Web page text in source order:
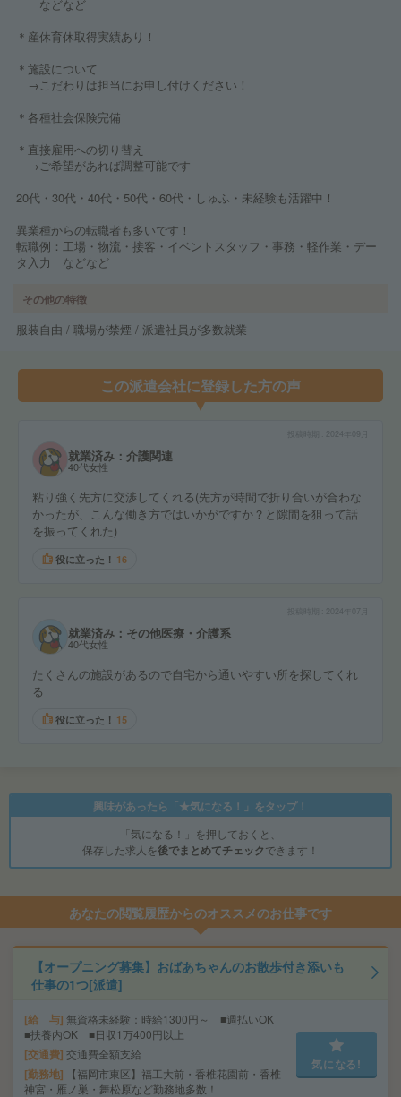
などなど
＊産休育休取得実績あり！
＊施設について
→こだわりは担当にお申し付けください！
＊各種社会保険完備
＊直接雇用への切り替え
→ご希望があれば調整可能です
20代・30代・40代・50代・60代・しゅふ・未経験も活躍中！
異業種からの転職者も多いです！
転職例：工場・物流・接客・イベントスタッフ・事務・軽作業・デー
タ入力 などなど
その他の特徴
服装自由 / 職場が禁煙 / 派遣社員が多数就業
この派遣会社に登録した方の声
2024年09月
就業済み：介護関連
40代女性
粘り強く先方に交渉してくれる(先方が時間で折り合いが合わな
かったが、こんな働き方ではいかがですか？と隙間を狙って話
を振ってくれた)
役に立った！ 16
2024年07月
就業済み：その他医療・介護系
40代女性
たくさんの施設があるので自宅から通いやすい所を探してくれ
る
役に立った！ 15
興味があったら「★気になる！」をタップ！
「気になる！」を押しておくと、
保存した求人を後でまとめてチェックできます！
あなたの閲覧履歴からのオススメのお仕事です
【オープニング募集】おばあちゃんのお散歩付き添いも
仕事の1つ[派遣]
給 与 無資格未経験：時給1300円～ ■週払いOK
■扶養内OK ■日収1万400円以上
交通費 交通費全額支給
勤務地
【福岡市東区】福工大前・香椎花園前・香椎
神宮・雁ノ巣・舞松原など勤務地多数！
気になる!